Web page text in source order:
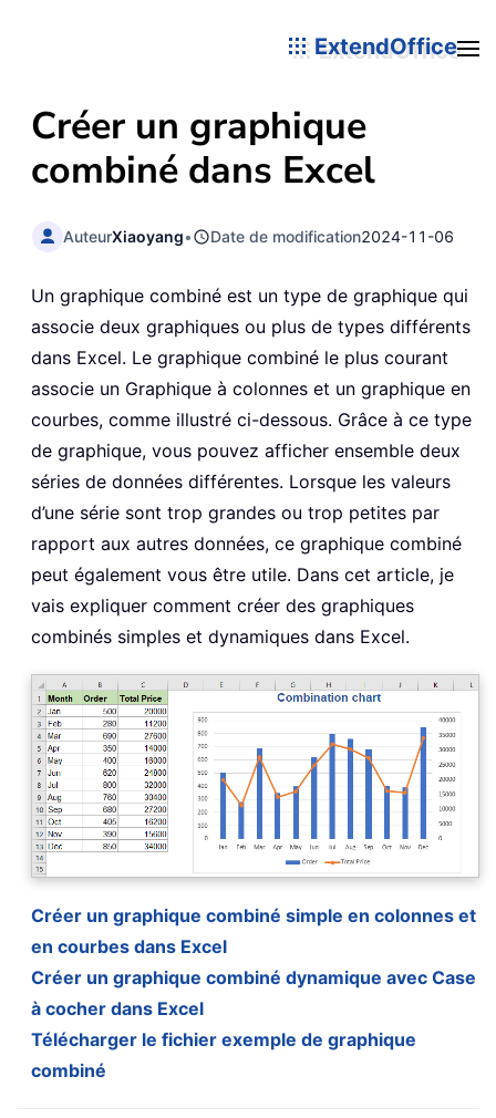
ExtendOffice
Créer un graphique
combiné dans Excel
AuteurXiaoyang• Date de modification2024-11-06
Un graphique combiné est un type de graphique qui
associe deux graphiques ou plus de types différents
dans Excel. Le graphique combiné le plus courant
associe un Graphique à colonnes et un graphique en
courbes, comme illustré ci-dessous. Grâce à ce type
de graphique, vous pouvez afficher ensemble deux
séries de données différentes. Lorsque les valeurs
d’une série sont trop grandes ou trop petites par
rapport aux autres données, ce graphique combiné
peut également vous être utile. Dans cet article, je
vais expliquer comment créer des graphiques
combinés simples et dynamiques dans Excel.
Créer un graphique combiné simple en colonnes et
en courbes dans Excel
Créer un graphique combiné dynamique avec Case
à cocher dans Excel
Télécharger le fichier exemple de graphique
combiné